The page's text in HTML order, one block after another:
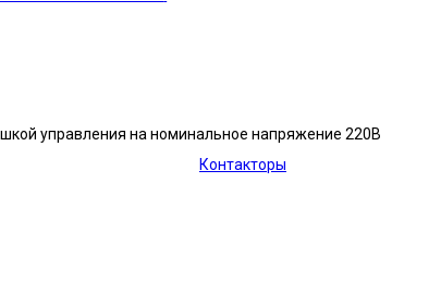
Контакторы
управления на номинальное напряжение 220В